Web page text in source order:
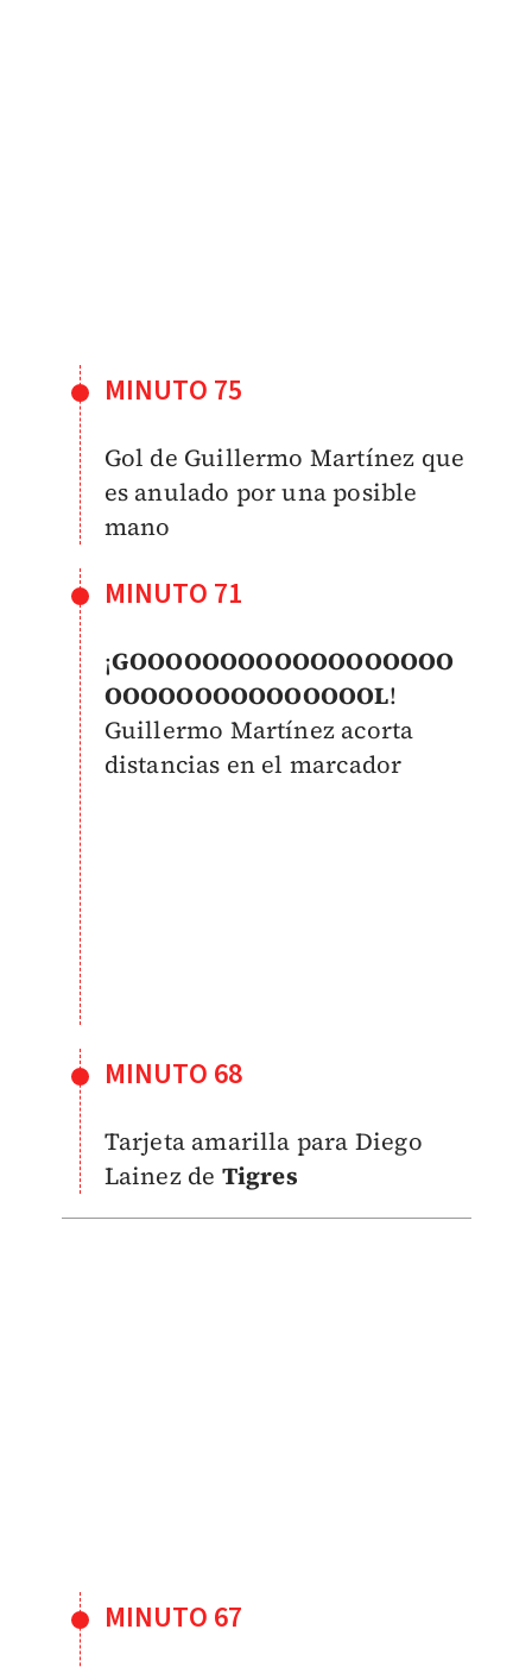
MINUTO 75
Gol de Guillermo Martínez que
es anulado por una posible
mano
MINUTO 71
¡GOOOOOOOOOOOOOOOOOO
OOOOOOOOOOOOOOOL!
Guillermo Martínez acorta
distancias en el marcador
MINUTO 68
Tarjeta amarilla para Diego
Lainez de Tigres
MINUTO 67